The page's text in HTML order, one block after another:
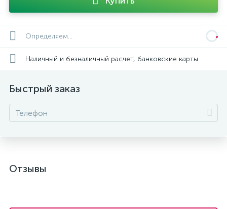
Определяем...
Наличный и безналичный расчет, банковские карты
Быстрый заказ
Отзывы